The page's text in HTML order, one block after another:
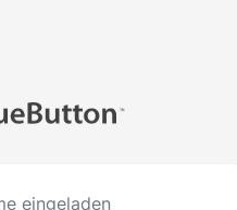
eingeladen